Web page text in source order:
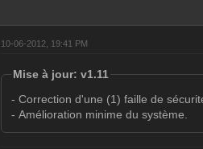
10-06-2012, 19:41 PM
Mise à jour: v1.11
- Correction d'une (1) faille de
- Amélioration minime du système.